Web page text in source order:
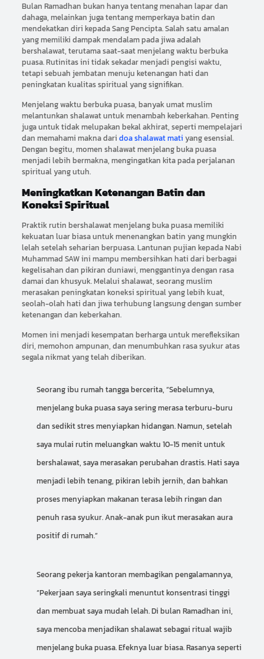
Bulan Ramadhan bukan hanya tentang menahan lapar dan
dahaga, melainkan juga tentang memperkaya batin dan
mendekatkan diri kepada Sang Pencipta. Salah satu amalan
yang memiliki dampak mendalam pada jiwa adalah
bershalawat, terutama saat-saat menjelang waktu berbuka
puasa. Rutinitas ini tidak sekadar menjadi pengisi waktu,
tetapi sebuah jembatan menuju ketenangan hati dan
peningkatan kualitas spiritual yang signifikan.
Menjelang waktu berbuka puasa, banyak umat muslim
melantunkan shalawat untuk menambah keberkahan. Penting
juga untuk tidak melupakan bekal akhirat, seperti mempelajari
dan memahami makna dari doa shalawat mati yang esensial.
Dengan begitu, momen shalawat menjelang buka puasa
menjadi lebih bermakna, mengingatkan kita pada perjalanan
spiritual yang utuh.
Meningkatkan Ketenangan Batin dan
Koneksi Spiritual
Praktik rutin bershalawat menjelang buka puasa memiliki
kekuatan luar biasa untuk menenangkan batin yang mungkin
lelah setelah seharian berpuasa. Lantunan pujian kepada Nabi
Muhammad SAW ini mampu membersihkan hati dari berbagai
kegelisahan dan pikiran duniawi, menggantinya dengan rasa
damai dan khusyuk. Melalui shalawat, seorang muslim
merasakan peningkatan koneksi spiritual yang lebih kuat,
seolah-olah hati dan jiwa terhubung langsung dengan sumber
ketenangan dan keberkahan.
Momen ini menjadi kesempatan berharga untuk merefleksikan
diri, memohon ampunan, dan menumbuhkan rasa syukur atas
segala nikmat yang telah diberikan.
Seorang ibu rumah tangga bercerita, “Sebelumnya,
menjelang buka puasa saya sering merasa terburu-buru
dan sedikit stres menyiapkan hidangan. Namun, setelah
saya mulai rutin meluangkan waktu 10-15 menit untuk
bershalawat, saya merasakan perubahan drastis. Hati saya
menjadi lebih tenang, pikiran lebih jernih, dan bahkan
proses menyiapkan makanan terasa lebih ringan dan
penuh rasa syukur. Anak-anak pun ikut merasakan aura
positif di rumah.”
Seorang pekerja kantoran membagikan pengalamannya,
“Pekerjaan saya seringkali menuntut konsentrasi tinggi
dan membuat saya mudah lelah. Di bulan Ramadhan ini,
saya mencoba menjadikan shalawat sebagai ritual wajib
menjelang buka puasa. Efeknya luar biasa. Rasanya seperti